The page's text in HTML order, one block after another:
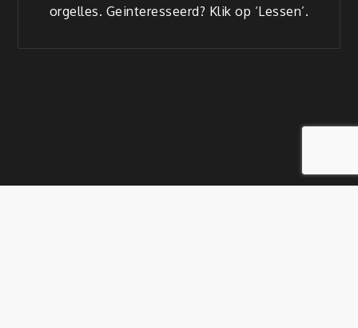
orgelles. Geinteresseerd? Klik op ‘Lessen’.